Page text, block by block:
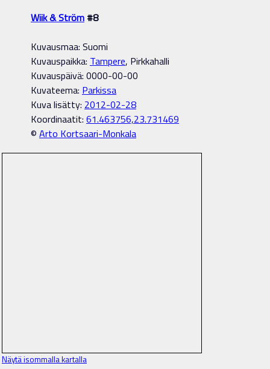
Wiik & Ström #8
Kuvausmaa: Suomi
Kuvauspaikka: Tampere, Pirkkahalli
Kuvauspäivä: 0000-00-00
Kuvateema: Parkissa
Kuva lisätty: 2012-02-28
Koordinaatit: 61.463756,23.731469
© Arto Kortsaari-Monkala
Näytä isommalla kartalla